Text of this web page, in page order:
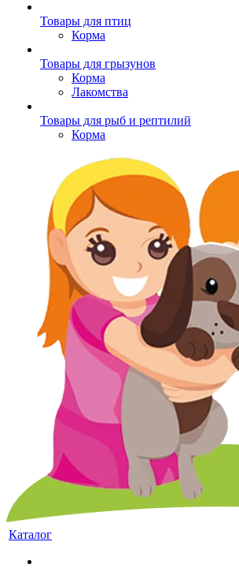
Товары для птиц
Корма
Товары для грызунов
Корма
Лакомства
Товары для рыб и рептилий
Корма
Каталог